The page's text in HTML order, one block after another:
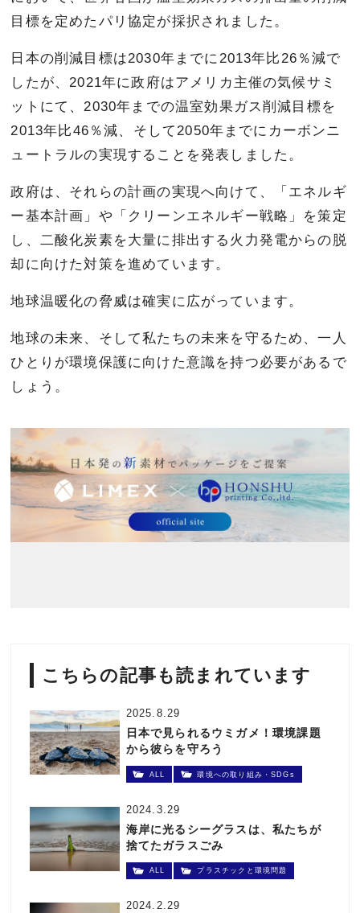
目標を定めたパリ協定が採択されました。
日本の削減目標は2030年までに2013年比26％減で
したが、2021年に政府はアメリカ主催の気候サミ
ットにて、2030年までの温室効果ガス削減目標を
2013年比46％減、そして2050年までにカーボンニ
ュートラルの実現することを発表しました。
政府は、それらの計画の実現へ向けて、「エネルギ
ー基本計画」や「クリーンエネルギー戦略」を策定
し、二酸化炭素を大量に排出する火力発電からの脱
却に向けた対策を進めています。
地球温暖化の脅威は確実に広がっています。
地球の未来、そして私たちの未来を守るため、一人
ひとりが環境保護に向けた意識を持つ必要があるで
しょう。
こちらの記事も読まれています
2025.8.29
日本で見られるウミガメ！環境課題
から彼らを守ろう
ALL 環境への取り組み・SDGs
2024.3.29
海岸に光るシーグラスは、私たちが
捨てたガラスごみ
ALL プラスチックと環境問題
2024.2.29